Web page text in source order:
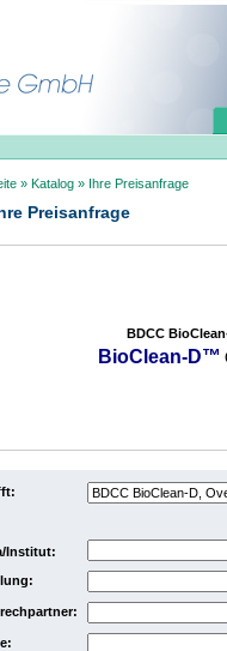
» Katalog » Ihre Preisanfrage
Preisanfrage
BDCC
BioClean-D™
Institut: